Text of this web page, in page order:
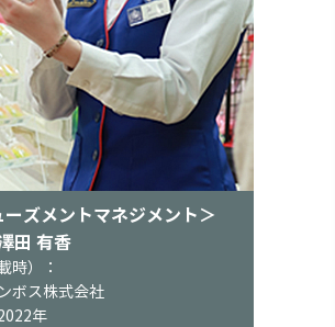
ーズメントマネジメント＞
田 有香
時）：
ボス株式会社
年